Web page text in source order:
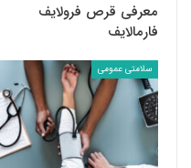
معرفی قرص فرولایف
فارمالایف
سلامتی عمومی